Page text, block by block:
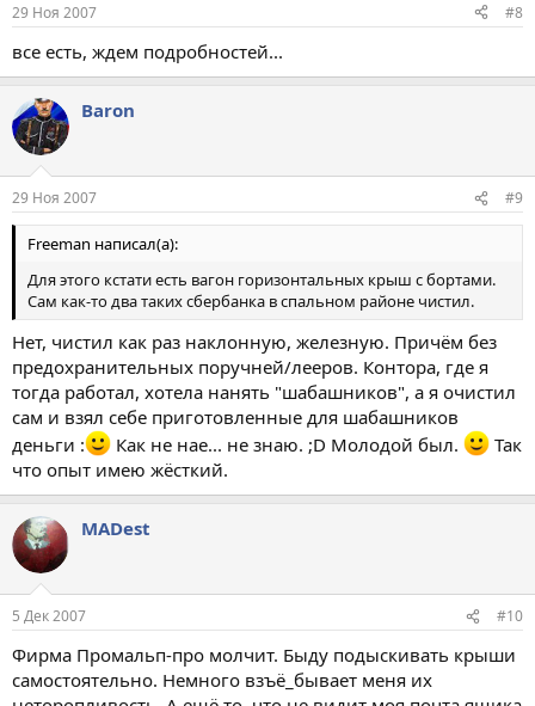
29 Ноя 2007 #8
все есть, ждем подробностей...
Baron
29 Ноя 2007 #9
Freeman написал(а):
Для этого кстати есть вагон горизонтальных крыш с бортами.
Сам как-то два таких сбербанка в спальном районе чистил.
Нет, чистил как раз наклонную, железную. Причём без
предохранительных поручней/лееров. Контора, где я
тогда работал, хотела нанять "шабашников", а я очистил
сам и взял себе приготовленные для шабашников
деньги :
Как не нае... не знаю. ;D Молодой был.
Так
что опыт имею жёсткий.
MADest
5 Дек 2007 #10
Фирма Промальп-про молчит. Быду подыскивать крыши
самостоятельно. Немного взъё_бывает меня их